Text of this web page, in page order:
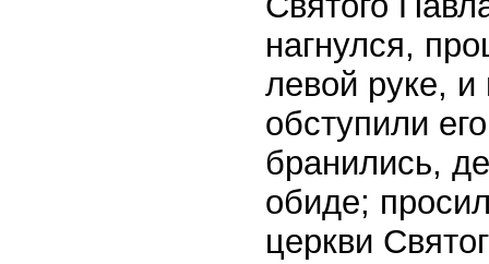
нагнулся,
левой руке,
обступили
бранились,
обиде;
церкви